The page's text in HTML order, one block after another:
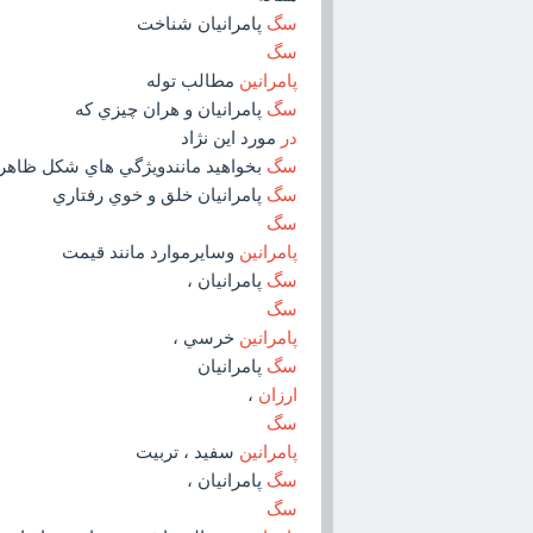
سگ پامرانيان شناخت
سگ
پامرانين مطالب توله
سگ پامرانيان و هران چيزي که
در مورد اين نژاد
سگ بخواهيد مانندويژگي هاي شکل
سگ پامرانيان خلق و خوي رفتاري
سگ
پامرانين وسايرموارد مانند قيمت
سگ پامرانيان ،
سگ
پامرانين خرسي ،
سگ پامرانيان
ارزان ،
سگ
پامرانين سفيد ، تربيت
سگ پامرانيان ،
سگ